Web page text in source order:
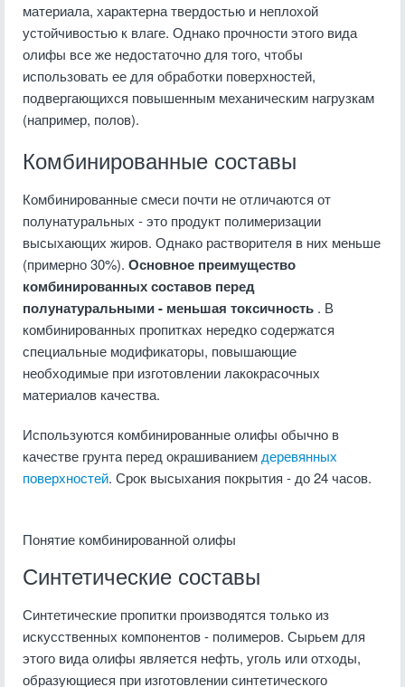
материала, характерна твердостью и неплохой
устойчивостью к влаге. Однако прочности этого вида
олифы все же недостаточно для того, чтобы
использовать ее для обработки поверхностей,
подвергающихся повышенным механическим нагрузкам
(например, полов).
Комбинированные составы
Комбинированные смеси почти не отличаются от
полунатуральных - это продукт полимеризации
высыхающих жиров. Однако растворителя в них меньше
(примерно 30%). Основное преимущество
комбинированных составов перед
полунатуральными - меньшая токсичность . В
комбинированных пропитках нередко содержатся
специальные модификаторы, повышающие
необходимые при изготовлении лакокрасочных
материалов качества.
Используются комбинированные олифы обычно в
качестве грунта перед окрашиванием деревянных
поверхностей. Срок высыхания покрытия - до 24 часов.
Понятие комбинированной олифы
Синтетические составы
Синтетические пропитки производятся только из
искусственных компонентов - полимеров. Сырьем для
этого вида олифы является нефть, уголь или отходы,
образующиеся при изготовлении синтетического